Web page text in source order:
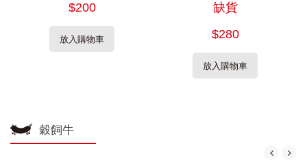
$200
放入購物車
缺貨
$280
放入購物車
穀飼牛